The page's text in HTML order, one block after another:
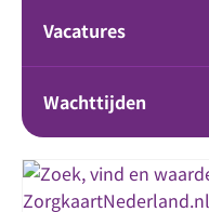
Vacatures
Wachttijden